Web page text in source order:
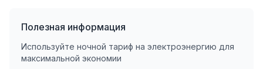
Полезная информация
Используйте ночной тариф на электроэнергию для
максимальной экономии